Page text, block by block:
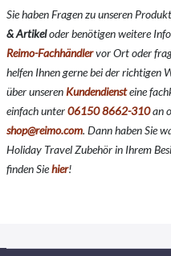
Sie haben Fragen zu unseren
& Artikeloder benötigen weitere
Reimo-Fachhändlervor Ort oder
helfen Ihnen gerne bei der richtigen
über unseren Kundendiensteine
einfach unter06150 8662-310an
shop@reimo.com. Dann haben Sie
Holiday Travel Zubehör in Ihrem
finden Siehier!